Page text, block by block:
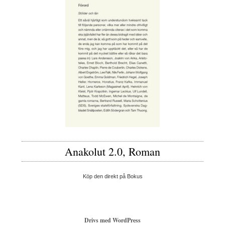
Anakolut 2.0, Roman
Köp den direkt på Bokus
Drivs med WordPress